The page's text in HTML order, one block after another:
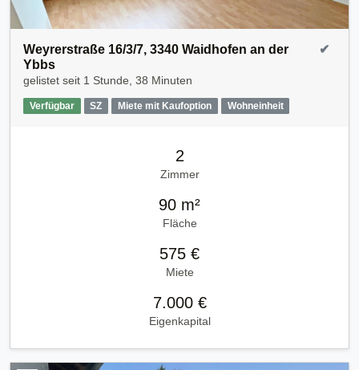
Weyrerstraße 16/3/7, 3340 Waidhofen an der
Ybbs
gelistet seit 1 Stunde, 38 Minuten
Verfügbar SZ Miete mit Kaufoption Wohneinheit
✔
2
Zimmer
90 m²
Fläche
575 €
Miete
7.000 €
Eigenkapital